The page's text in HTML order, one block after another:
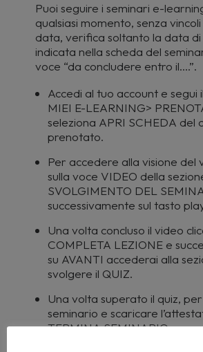
Puoi seguire i seminari e-
qualsiasi momento, senza
data, verifica soltanto la data di
indicata nella scheda del
voce “da concludere entro il….”.
Accedi al tuo account e segui
MIEI E-LEARNING>
seleziona APRI SCHEDA del
prenotato.
Per accedere alla visione del
sulla voce VIDEO della
SVOLGIMENTO DEL
successivamente sul tasto
Una volta concluso il video
COMPLETA LEZIONE e
su AVANTI accederai alla
svolgere il QUIZ.
Una volta superato il quiz,
seminario e scaricare
TERMINA SEMINARIO.